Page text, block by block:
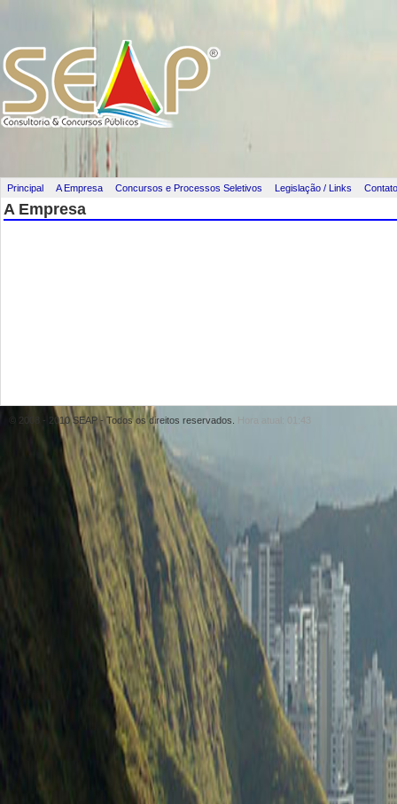
Principal A Empresa Concursos e Processos Seletivos Legislação / Links Contato
A Empresa
© 2008 - 2010 SEAP - Todos os direitos reservados. Hora atual: 01:43